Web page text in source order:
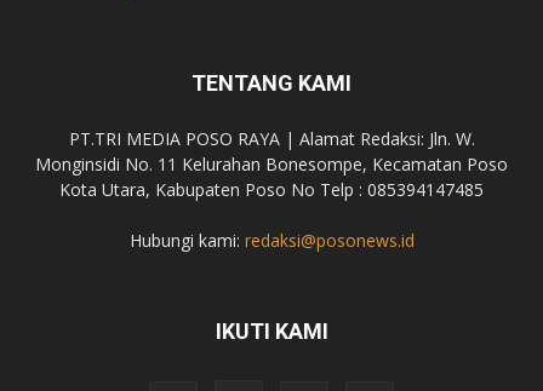
TENTANG KAMI
PT.TRI MEDIA POSO RAYA | Alamat Redaksi: Jln. W.
Monginsidi No. 11 Kelurahan Bonesompe, Kecamatan Poso
Kota Utara, Kabupaten Poso No Telp : 085394147485
Hubungi kami: redaksi@posonews.id
IKUTI KAMI